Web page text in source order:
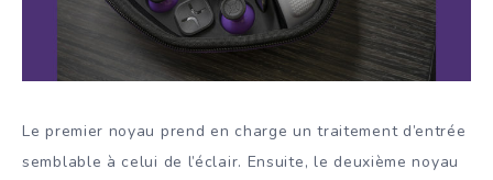
Le premier noyau prend en charge un traitement d’entrée
semblable à celui de l’éclair. Ensuite, le deuxième noyau